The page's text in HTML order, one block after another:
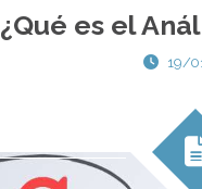
¿Qué es el
19/